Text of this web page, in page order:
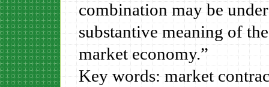
combinationmay be
substantive meaning of
market economy.”
Key words: market